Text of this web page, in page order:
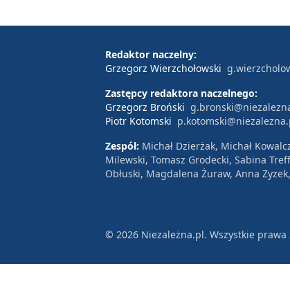
zadań specjalnych”; roślinność
wodnych. Jest ona również
gatunek szybko rosnącej i
zazielenić miejsce po inwestycji i
inaczej patrzeć na zieleń w
Redaktor naczelny:
Grzegorz Wierzchołowski
Zastępcy redaktora naczelnego:
Grzegorz Broński
Piotr Kotomski
Zespół: Michał Dzierżak, Michał
Milewski, Tomasz Grodecki, Sabina
Obłuski, Magdalena Żuraw, Anna
© 2026 Niezależna.pl. Wszystkie prawa